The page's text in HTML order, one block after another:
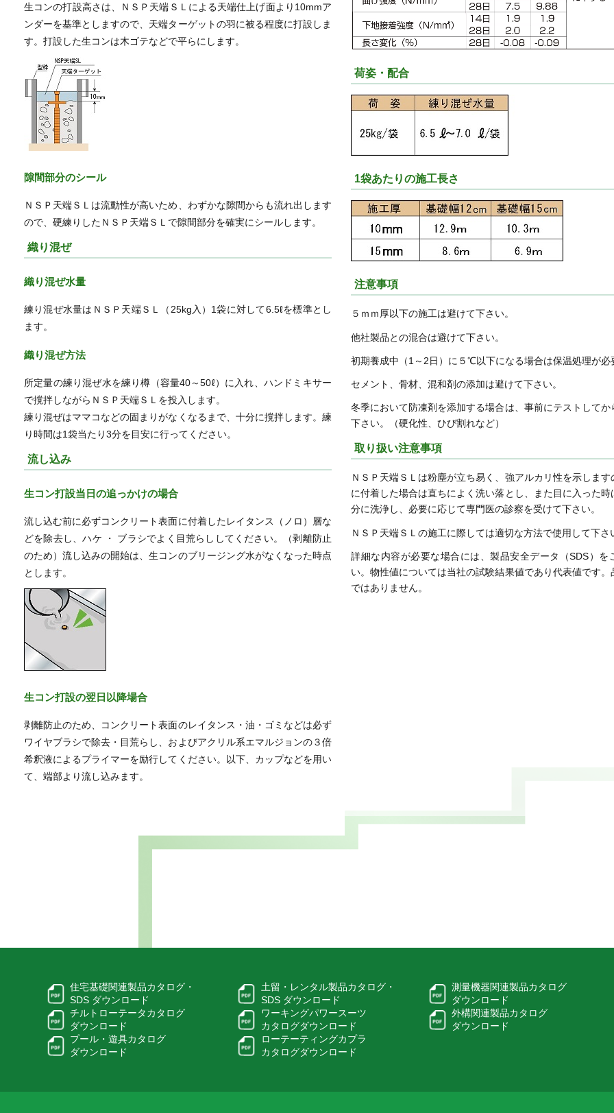
生コンの打設高さは、ＮＳＰ天端ＳＬによる天端仕上げ面より10mmア
ンダーを基準としますので、天端ターゲットの羽に被る程度に打設しま
す。打設した生コンは木ゴテなどで平らにします。
隙間部分のシール
ＮＳＰ天端ＳＬは流動性が高いため、わずかな隙間からも流れ出します
ので、硬練りしたＮＳＰ天端ＳＬで隙間部分を確実にシールします。
織り混ぜ
織り混ぜ水量
練り混ぜ水量はＮＳＰ天端ＳＬ（25kg入）1袋に対して6.5ℓを標準とし
ます。
織り混ぜ方法
所定量の練り混ぜ水を練り樽（容量40～50ℓ）に入れ、ハンドミキサー
で撹拌しながらＮＳＰ天端ＳＬを投入します。
練り混ぜはママコなどの固まりがなくなるまで、十分に撹拌します。練
り時間は1袋当たり3分を目安に行ってください。
流し込み
生コン打設当日の追っかけの場合
流し込む前に必ずコンクリート表面に付着したレイタンス（ノロ）層な
どを除去し、ハケ ・ ブラシでよく目荒らししてください。（剥離防止
のため）流し込みの開始は、生コンのブリージング水がなくなった時点
とします。
生コン打設の翌日以降場合
剥離防止のため、コンクリート表面のレイタンス・油・ゴミなどは必ず
ワイヤブラシで除去・目荒らし、およびアクリル系エマルジョンの３倍
希釈液によるプライマーを励行してください。以下、カップなどを用い
て、端部より流し込みます。
荷姿・配合
1袋あたりの施工長さ
注意事項
５ｍｍ厚以下の施工は避けて下さい。
他社製品との混合は避けて下さい。
初期養成中（1～2日）に５℃以下になる場合は保温処理が必
セメント、骨材、混和剤の添加は避けて下さい。
冬季において防凍剤を添加する場合は、事前にテストしてか
下さい。（硬化性、ひび割れなど）
取り扱い注意事項
ＮＳＰ天端ＳＬは粉塵が立ち易く、強アルカリ性を示します
に付着した場合は直ちによく洗い落とし、また目に入った時
分に洗浄し、必要に応じて専門医の診察を受けて下さい。
ＮＳＰ天端ＳＬの施工に際しては適切な方法で使用して下さ
詳細な内容が必要な場合には、製品安全データ（SDS）を
い。物性値については当社の試験結果値であり代表値です。
ではありません。
住宅基礎関連製品カタログ・
SDS ダウンロード
土留・レンタル製品カタログ・
SDS ダウンロード
測量機器関連製品カタログ
ダウンロード
チルトローテータカタログ
ダウンロード
ワーキングパワースーツ
カタログダウンロード
外構関連製品カタログ
ダウンロード
プール・遊具カタログ
ダウンロード
ローテーティングカプラ
カタログダウンロード